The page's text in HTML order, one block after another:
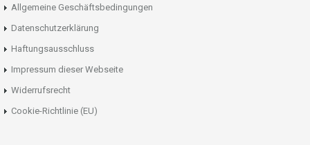
Allgemeine Geschäftsbedingungen
Datenschutzerklärung
Haftungsausschluss
Impressum dieser Webseite
Widerrufsrecht
Cookie-Richtlinie (EU)